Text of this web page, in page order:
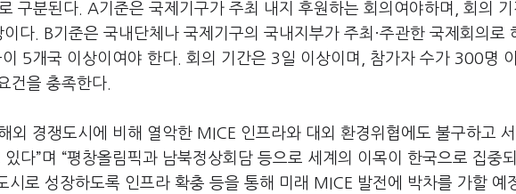
구분된다. A기준은 국제기구가 주최 내지 후원하는 회의여야하며, 회의
다. B기준은 국내단체나 국제기구의 국내지부가 주최·주관한 국제회의로
5개국 이상이여야 한다. 회의 기간은 3일 이상이며, 참가자 수가 300명
건을 충족한다.
외 경쟁도시에 비해 열악한 MICE 인프라와 대외 환경위협에도 불구하고
다”며 “평창올림픽과 남북정상회담 등으로 세계의 이목이 한국으로 집중
시로 성장하도록 인프라 확충 등을 통해 미래 MICE 발전에 박차를 가할 예